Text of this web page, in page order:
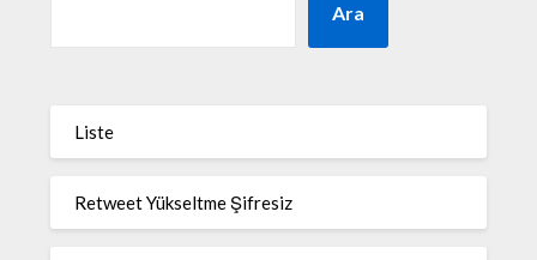
Ara
Liste
Retweet Yükseltme Şifresiz